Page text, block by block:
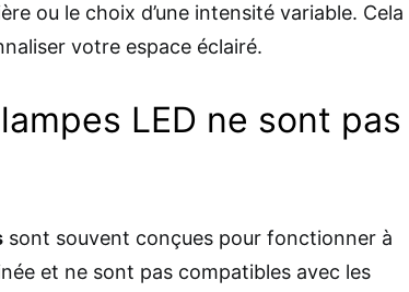
ou le choix d’une intensité variable. Cela
votre espace éclairé.
LED ne sont pas
sont souvent conçues pour fonctionner à
et ne sont pas compatibles avec les